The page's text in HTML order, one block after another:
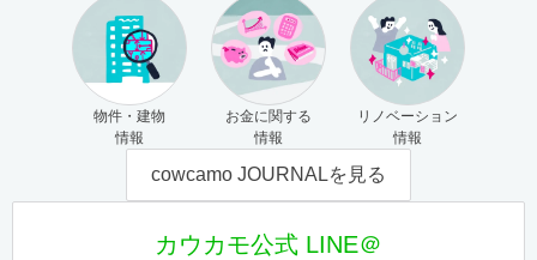
物件・建物
情報
お金に関する
情報
リノベーション
情報
cowcamo JOURNALを見る
カウカモ公式 LINE＠